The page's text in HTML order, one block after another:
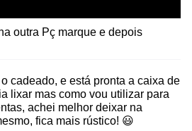
outra Pç marque e depois
cadeado, e está pronta a caixa de
lixar mas como vou utilizar para
achei melhor deixar na
fica mais rústico! 😃